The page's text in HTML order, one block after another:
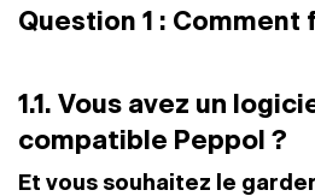
Question 1 : Comment
1.1. Vous avez un
compatible Peppol ?
Et vous souhaitez le